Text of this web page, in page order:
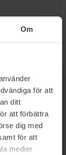
Om
för att
ditt
att förbättra
dig med
för att
medier